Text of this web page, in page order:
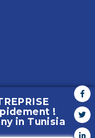
rights reserved !
in Tunisia